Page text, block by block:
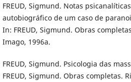
FREUD, Sigmund. Notas
autobiográfico de um caso de
In: FREUD, Sigmund. Obras
Imago, 1996a.
FREUD, Sigmund. Psicologia das
FREUD, Sigmund. Obras completas.